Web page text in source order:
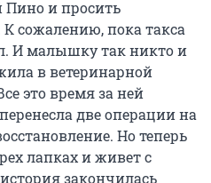
Пино и просить
К сожалению, пока такса
И малышку так никто и
в ветеринарной
это время за ней
две операции на
Но теперь
лапках и живет с
закончилась